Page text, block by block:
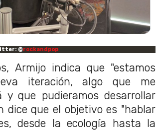
@rockandpop
Armijo indica que "estamos
iteración, algo que me
y que pudieramos desarrollar
dice que el objetivo es "hablar
desde la ecología hasta la